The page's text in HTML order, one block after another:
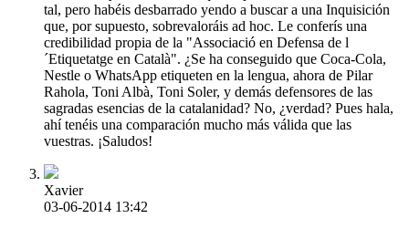
tal, pero habéis desbarrado yendo a buscar a una Inquisición
que, por supuesto, sobrevaloráis ad hoc. Le conferís una
credibilidad propia de la "Associació en Defensa de l
´Etiquetatge en Català". ¿Se ha conseguido que Coca-Cola,
Nestle o WhatsApp etiqueten en la lengua, ahora de Pilar
Rahola, Toni Albà, Toni Soler, y demás defensores de las
sagradas esencias de la catalanidad? No, ¿verdad? Pues hala,
ahí tenéis una comparación mucho más válida que las
vuestras. ¡Saludos!
Xavier
03-06-2014 13:42